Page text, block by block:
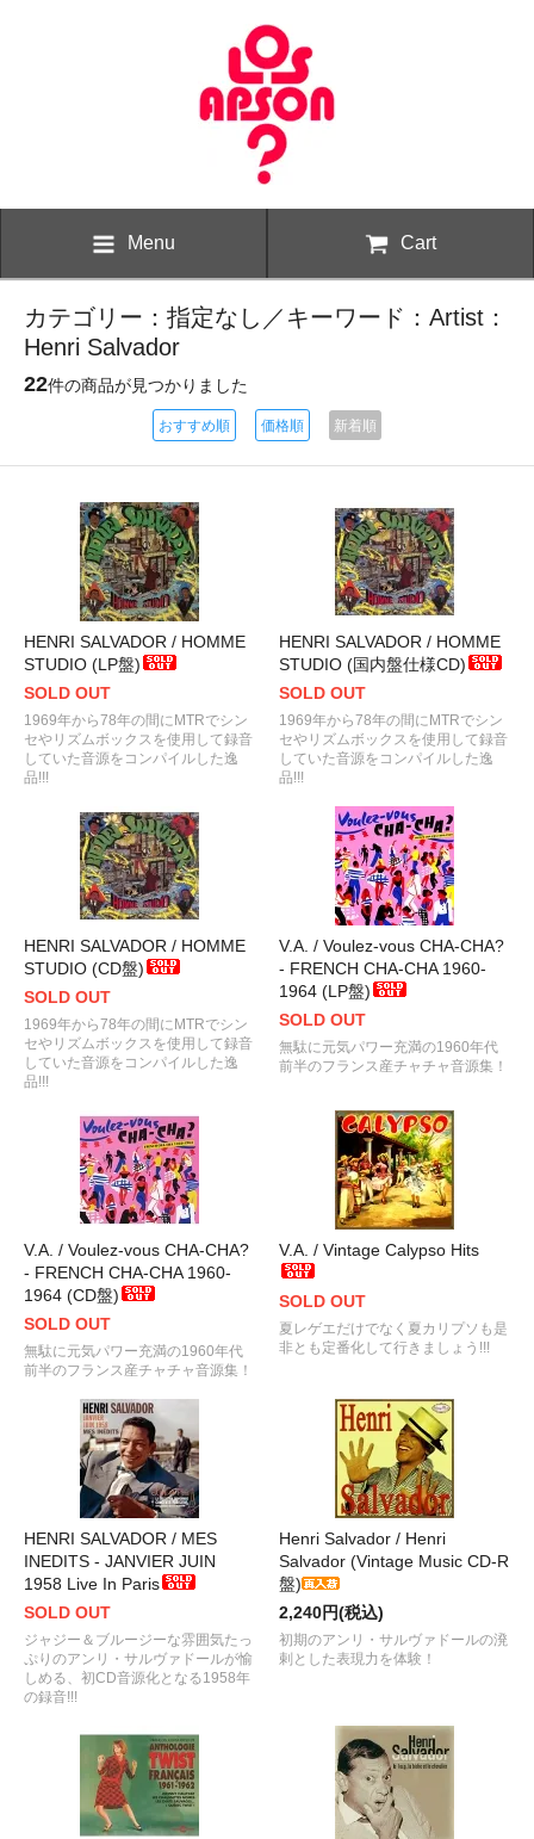
Menu Cart
カテゴリー：指定なし／キーワード：Artist：
Henri Salvador
22件の商品が見つかりました
おすすめ順 価格順 新着順
HENRI SALVADOR / HOMME
STUDIO (LP盤)
SOLD OUT
1969年から78年の間にMTRでシン
セやリズムボックスを使用して録音
していた音源をコンパイルした逸
品!!!
HENRI SALVADOR / HOMME
STUDIO (国内盤仕様CD)
SOLD OUT
1969年から78年の間にMTRでシン
セやリズムボックスを使用して録音
していた音源をコンパイルした逸
品!!!
HENRI SALVADOR / HOMME
STUDIO (CD盤)
SOLD OUT
1969年から78年の間にMTRでシン
セやリズムボックスを使用して録音
していた音源をコンパイルした逸
品!!!
V.A. / Voulez-vous CHA-CHA?
- FRENCH CHA-CHA 1960-
1964 (LP盤)
SOLD OUT
無駄に元気パワー充満の1960年代
前半のフランス産チャチャ音源集！
V.A. / Voulez-vous CHA-CHA?
- FRENCH CHA-CHA 1960-
1964 (CD盤)
SOLD OUT
無駄に元気パワー充満の1960年代
前半のフランス産チャチャ音源集！
V.A. / Vintage Calypso Hits
SOLD OUT
夏レゲエだけでなく夏カリプソも是
非とも定番化して行きましょう!!!
HENRI SALVADOR / MES
INEDITS - JANVIER JUIN
1958 Live In Paris
SOLD OUT
ジャジー＆ブルージーな雰囲気たっ
ぷりのアンリ・サルヴァドールが愉
しめる、初CD音源化となる1958年
の録音!!!
Henri Salvador / Henri
Salvador (Vintage Music CD-R
盤)
2,240円(税込)
初期のアンリ・サルヴァドールの溌
剌とした表現力を体験！